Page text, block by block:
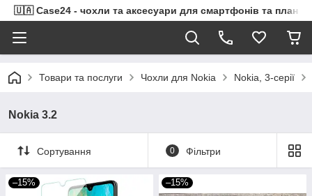
🇺🇦 Case24 - чохли та аксесуари для смартфонів та
Товари та послуги Чохли для Nokia Nokia, 3-серії
Nokia 3.2
Сортування 0 Фільтри
–15% –15%